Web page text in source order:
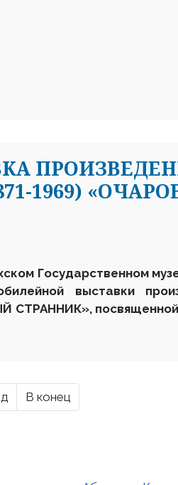
1969)
Государственном
выставки
СТРАННИК»,
В конец